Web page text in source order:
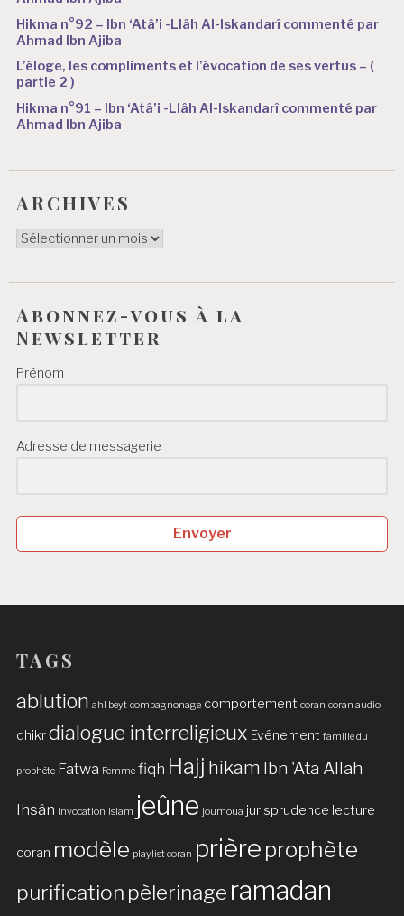
Hikma n°92 – Ibn ‘Atâ’i -Llâh Al-Iskandarî commenté par
Ahmad Ibn Ajiba
L’éloge, les compliments et l’évocation de ses vertus – (
partie 2 )
Hikma n°91 – Ibn ‘Atâ’i -Llâh Al-Iskandarî commenté par
Ahmad Ibn Ajiba
ARCHIVES
ARCHIVES
Abonnez-vous à la
Newsletter
Prénom
Adresse de messagerie
Envoyer
TAGS
ablution ahl beyt compagnonage comportement coran coran audio
dhikrdialogue interreligieux Evénement famille du
prophète Fatwa Femme fiqh Hajj hikam Ibn 'Ata Allah
Ihsân invocation islam jeûne joumoua jurisprudence lecture
coran modèle playlist coran prière prophète
purification pèlerinage ramadan